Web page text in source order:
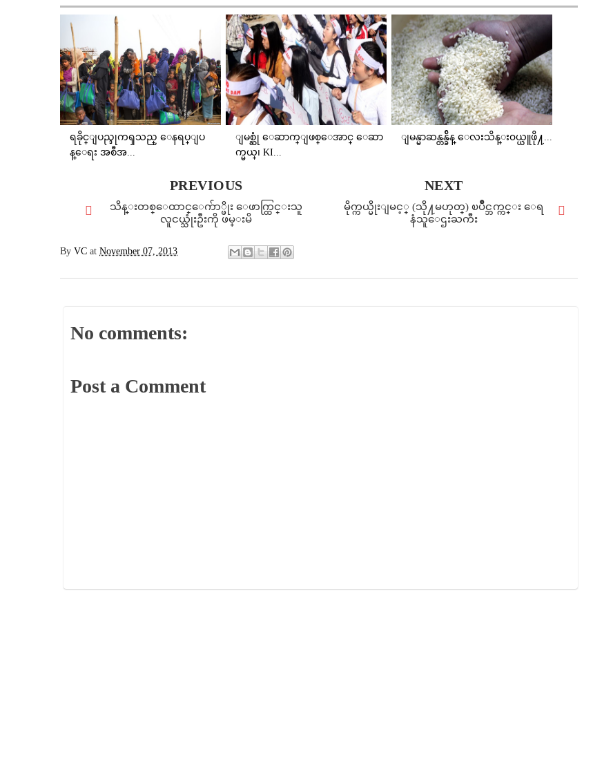
ရခိုင္ျပည္ဒုကၡသည္ ေနရပ္ျပ
န္ေရး အစီအ...
ျမစ္ဆုံ ေဆာက္ျဖစ္ေအာင္ ေဆာ
က္မယ္၊ KI...
ျမန္မာဆန္တန္ခ်ိန္ ေလးသိန္း၀ယ္ယူဖို႔...
NEXT
မိုက္ကယ္မိုးျမင့္ (သို႔မဟုတ္) ၿပိဳင္ဘက္ကင္း ေရ
နံသူေဌးႀကီး
PREVIOUS
သိန္းတစ္ေထာင္ေက်ာ္ဖိုး ေဖာက္ထြင္းသူ
လူငယ္သုံးဦးကို ဖမ္းမိ
By VC at November 07, 2013
No comments:
Post a Comment